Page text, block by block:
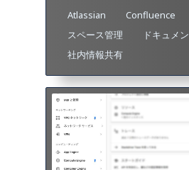
Atlassian Confluence
スペース管理
ドキュメ
社内情報共有